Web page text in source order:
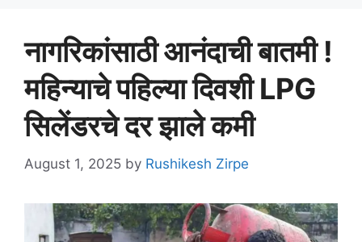
नागरिकांसाठी आनंदाची बातमी !
महिन्याचे पहिल्या दिवशी LPG
सिलेंडरचे दर झाले कमी
August 1, 2025 by Rushikesh Zirpe